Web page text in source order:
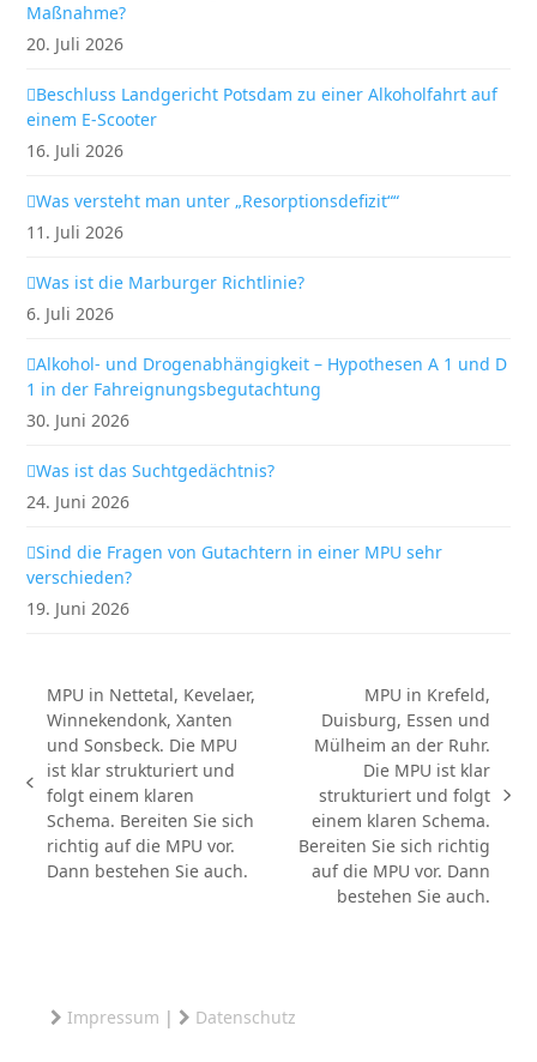
Maßnahme?
20. Juli 2026
Beschluss Landgericht Potsdam zu einer Alkoholfahrt auf
einem E-Scooter
16. Juli 2026
Was versteht man unter „Resorptionsdefizit““
11. Juli 2026
Was ist die Marburger Richtlinie?
6. Juli 2026
Alkohol- und Drogenabhängigkeit – Hypothesen A 1 und D
1 in der Fahreignungsbegutachtung
30. Juni 2026
Was ist das Suchtgedächtnis?
24. Juni 2026
Sind die Fragen von Gutachtern in einer MPU sehr
verschieden?
19. Juni 2026
vorheriger
Beitrag:
MPU in Nettetal, Kevelaer,
Winnekendonk, Xanten
und Sonsbeck. Die MPU
ist klar strukturiert und
folgt einem klaren
Schema. Bereiten Sie sich
richtig auf die MPU vor.
Dann bestehen Sie auch.
Nächster
Beitrag:
MPU in Krefeld,
Duisburg, Essen und
Mülheim an der Ruhr.
Die MPU ist klar
strukturiert und folgt
einem klaren Schema.
Bereiten Sie sich richtig
auf die MPU vor. Dann
bestehen Sie auch.
Impressum | Datenschutz